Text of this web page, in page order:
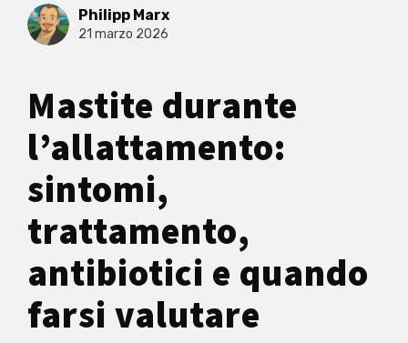
Philipp Marx
21 marzo 2026
Mastite durante
l’allattamento:
sintomi,
trattamento,
antibiotici e quando
farsi valutare